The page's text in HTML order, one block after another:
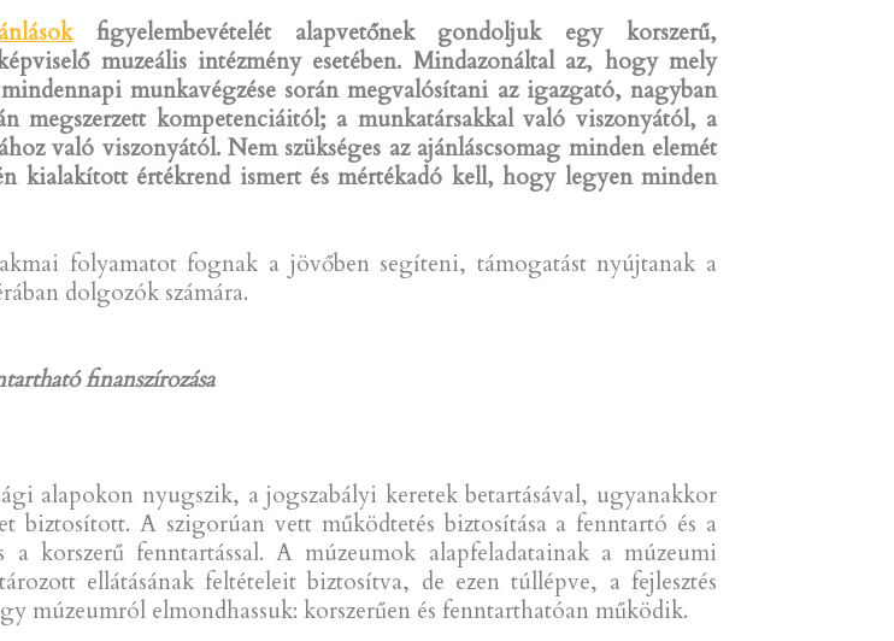
figyelembevételét alapvetőnek gondoljuk egy korszerű,
muzeális intézmény esetében. Mindazonáltal az, hogy mely
munkavégzése során megvalósítani az igazgató, nagyban
megszerzett kompetenciáitól; a munkatársakkal való viszonyától, a
való viszonyától. Nem szükséges az ajánláscsomag minden elemét
kialakított értékrend ismert és mértékadó kell, hogy legyen minden
folyamatot fognak a jövőben segíteni, támogatást nyújtanak a
dolgozók számára.
finanszírozása
alapokon nyugszik, a jogszabályi keretek betartásával, ugyanakkor
biztosított. A szigorúan vett működtetés biztosítása a fenntartó és a
korszerű fenntartással. A múzeumok alapfeladatainak a múzeumi
ellátásának feltételeit biztosítva, de ezen túllépve, a fejlesztés
múzeumról elmondhassuk: korszerűen és fenntarthatóan működik.